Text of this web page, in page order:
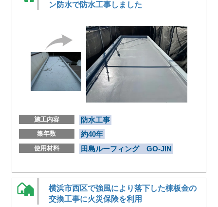
ン防水で防水工事しました
施工内容 防水工事
築年数 約40年
使用材料 田島ルーフィング GO-JIN
横浜市西区で強風により落下した棟板金の
交換工事に火災保険を利用